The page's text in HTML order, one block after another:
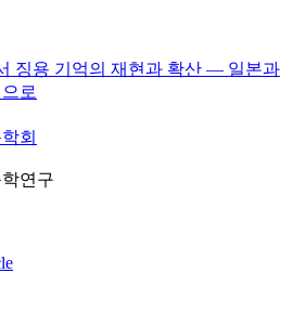
징용 기억의 재현과 확산 ― 일본과
로
회
연구